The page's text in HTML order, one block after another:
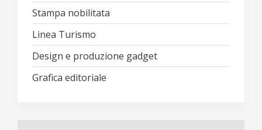
Stampa nobilitata
Linea Turismo
Design e produzione gadget
Grafica editoriale